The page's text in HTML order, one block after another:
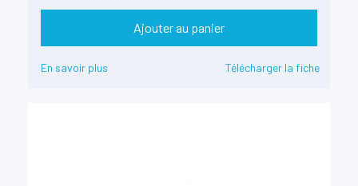
Ajouter au panier
En savoir plus Télécharger la fiche